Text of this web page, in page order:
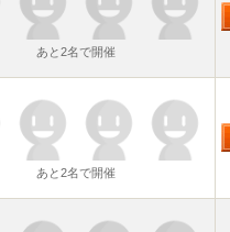
あと2名で開催
あと2名で開催